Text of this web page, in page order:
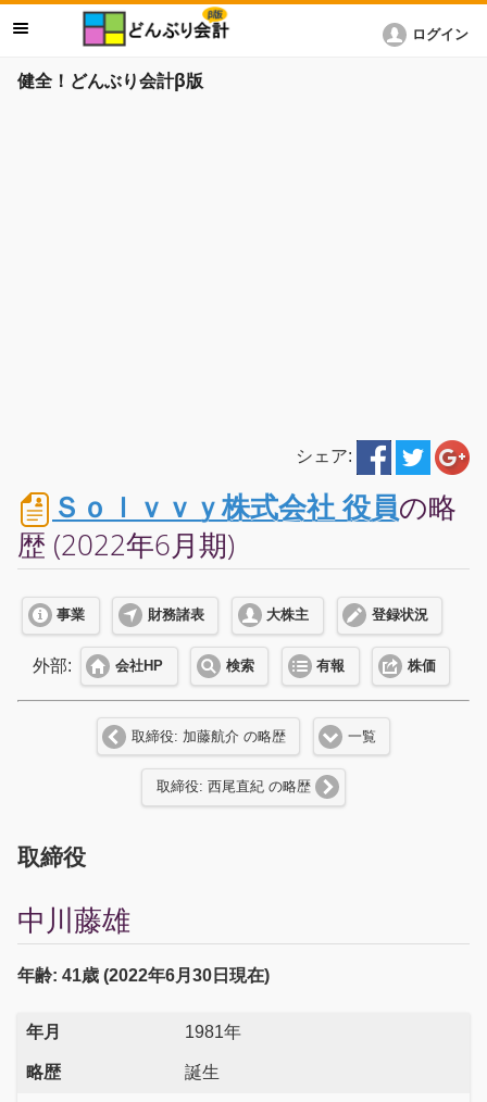
健全！どんぶり会計β版
ログイン
シェア:
Ｓｏｌｖｖｙ株式会社 役員の略
歴 (2022年6月期)
事業 財務諸表 大株主 登録状況
外部: 会社HP 検索 有報 株価
取締役: 加藤航介 の略歴 一覧
取締役: 西尾直紀 の略歴
取締役
中川藤雄
年齢: 41歳 (2022年6月30日現在)
年月 1981年
略歴 誕生